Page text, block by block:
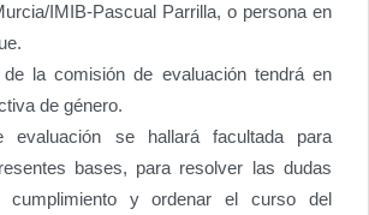
IMIB-Pascual Parrilla, o persona en
la comisión de evaluación tendrá en
de género.
evaluación se hallará facultada para
bases, para resolver las dudas
y ordenar el curso del